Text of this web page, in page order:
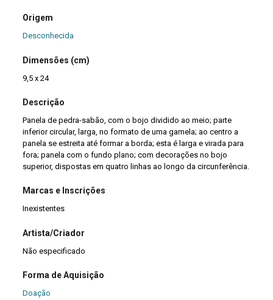
Origem
Desconhecida
Dimensões (cm)
9,5 x 24
Descrição
Panela de pedra-sabão, com o bojo dividido ao meio; parte
inferior circular, larga, no formato de uma gamela; ao centro a
panela se estreita até formar a borda; esta é larga e virada para
fora; panela com o fundo plano; com decorações no bojo
superior, dispostas em quatro linhas ao longo da circunferência.
Marcas e Inscrições
Inexistentes
Artista/Criador
Não especificado
Forma de Aquisição
Doação